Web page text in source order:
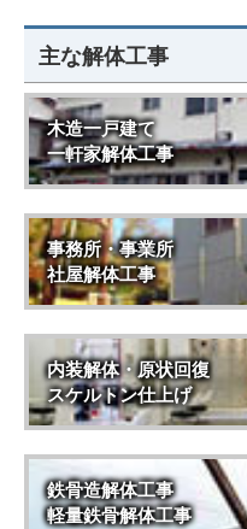
主な解体工事
木造一戸建て
一軒家解体工事
事務所・事業所
社屋解体工事
内装解体・原状回復
スケルトン仕上げ
鉄骨造解体工事
軽量鉄骨解体工事